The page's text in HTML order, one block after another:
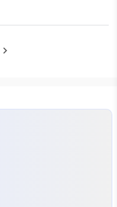
속도 증가 압력이 낮을수록(V
소 촉매 정촉매: 활성화 E 감소,
증가 반응물의 농도: 낮을수록
navigate_next